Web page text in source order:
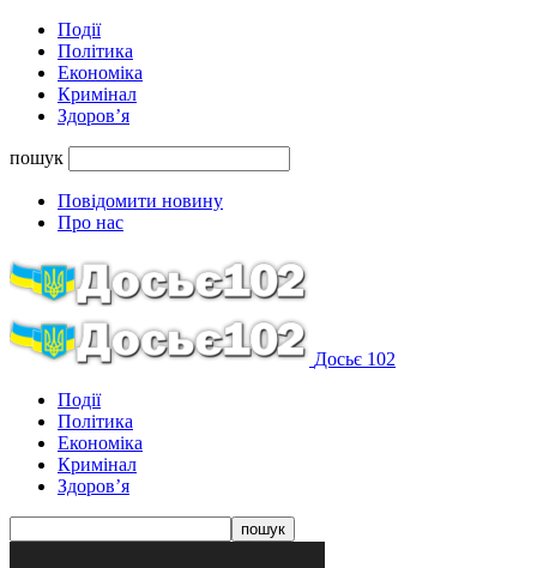
Події
Політика
Економіка
Кримінал
Здоров’я
пошук
Повідомити новину
Про нас
Досьє 102
Події
Політика
Економіка
Кримінал
Здоров’я